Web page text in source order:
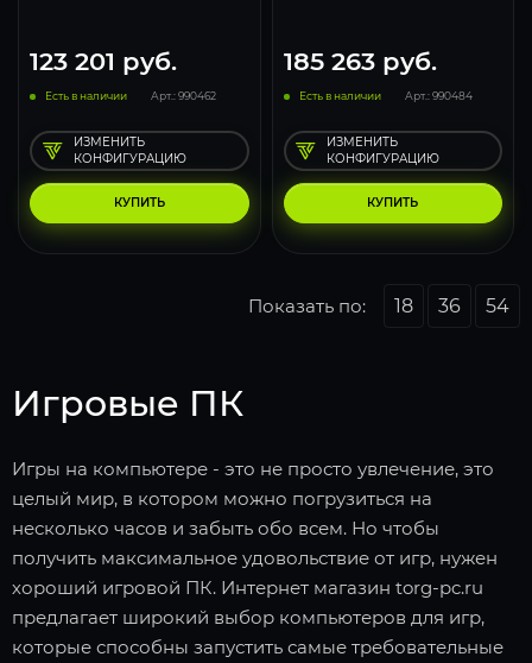
123 201 руб.
Есть в наличии Арт.: 990462
КУПИТЬ
ИЗМЕНИТЬ
КОНФИГУРАЦИЮ
185 263руб.
Есть в наличии Арт.: 990484
КУПИТЬ
ИЗМЕНИТЬ
КОНФИГУРАЦИЮ
Показать по: 18 36 54
Игровые ПК
Игры на компьютере - это не просто увлечение, это
целый мир, в котором можно погрузиться на
несколько часов и забыть обо всем. Но чтобы
получить максимальное удовольствие от игр, нужен
хороший игровой ПК. Интернет магазин torg-pc.ru
предлагает широкий выбор компьютеров для игр,
которые способны запустить самые требовательные